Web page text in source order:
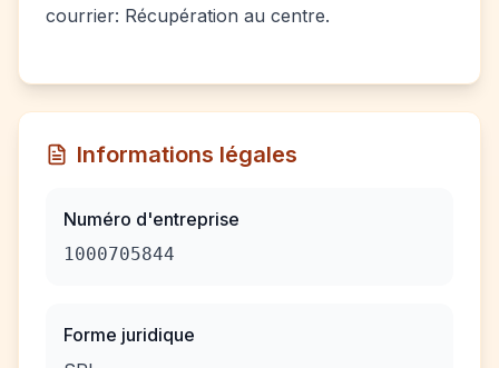
courrier: Récupération au centre.
Informations légales
Numéro d'entreprise
1000705844
Forme juridique